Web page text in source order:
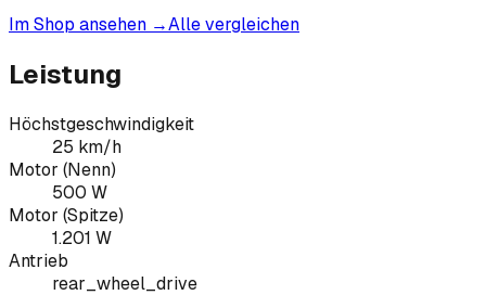
Im Shop ansehen →Alle vergleichen
Leistung
Höchstgeschwindigkeit
25 km/h
Motor (Nenn)
500 W
Motor (Spitze)
1.201 W
Antrieb
rear_wheel_drive